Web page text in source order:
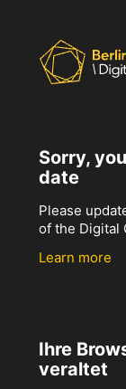
Sorry,
date
Please
of the Digital
Learn more
Ihre
veraltet